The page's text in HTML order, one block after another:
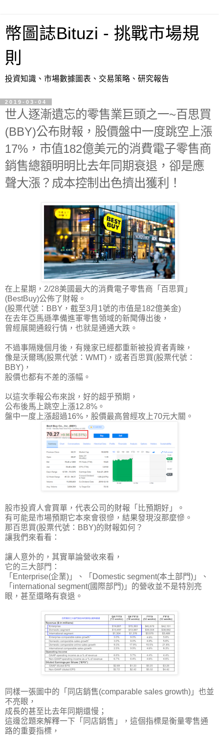
幣圖誌Bituzi - 挑戰市場規
則
投資知識、市場數據圖表、交易策略、研究報告
2019-03-04
世人逐漸遺忘的零售業巨頭之一~百思買
(BBY)公布財報，股價盤中一度跳空上漲
17%，市值182億美元的消費電子零售商
銷售總額明明比去年同期衰退，卻是應
聲大漲？成本控制出色擠出獲利！
在上星期，2/28美國最大的消費電子零售商「百思買」
(BestBuy)公佈了財報。
(股票代號：BBY，截至3月1號的市值是182億美金)
在去年亞馬遜準備進軍零售領域的新聞傳出後，
曾經展開通殺行情，也就是通通大跌。
不過事隔幾個月後，有幾家已經都重新被投資者青睞，
像是沃爾瑪(股票代號：WMT)，或者百思買(股票代號：
BBY)，
股價也都有不差的漲幅。
以這次季報公布來說，好的超乎預期，
公布後馬上跳空上漲12.8% 。
盤中一度上漲超過16%，股價最高曾經攻上70元大關。
股市投資人會買單，代表公司的財報「比預期好」
。
有可能是市場預期它本來會很慘，結果發現沒那麼慘。
那百思買(股票代號：BBY)的財報如何？
讓我們來看看：
讓人意外的，其實單論營收來看，
它的三大部門：
「Enterprise(企業)」、「Domestic segment(本土部門)」、
「international segment(國際部門)」的營收並不是特別亮
眼，甚至還略有衰退 。
同樣一張圖中的「同店銷售(comparable sales growth)」也並
不亮眼，
成長的甚至比去年同期還慢；
這邊岔題來解釋一下 「同店銷售」，這個指標是衡量零售通
路的重要指標 ，